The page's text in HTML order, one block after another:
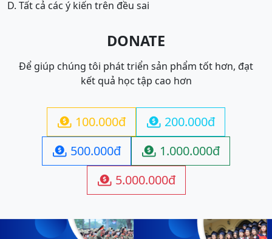
D. Tất cả các ý kiến trên đều sai
DONATE
Để giúp chúng tôi phát triển sản phẩm tốt hơn, đạt
kết quả học tập cao hơn
 100.000đ  200.000đ
 500.000đ  1.000.000đ
 5.000.000đ